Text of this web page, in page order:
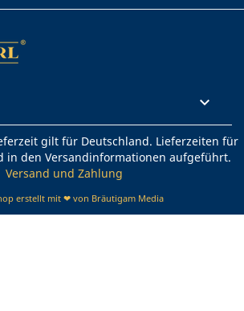

gilt für Deutschland. Lieferzeiten für
in den Versandinformationen aufgeführt.
Versand und Zahlung
erstellt mit ❤ von Bräutigam Media